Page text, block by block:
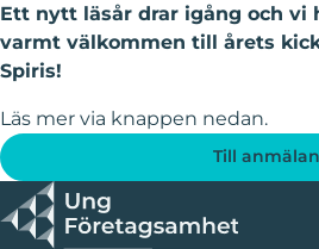
Ett nytt läsår drar igång och vi
varmt välkommen till årets
Spiris!
Läs mer via knappen nedan.
Till anmälan